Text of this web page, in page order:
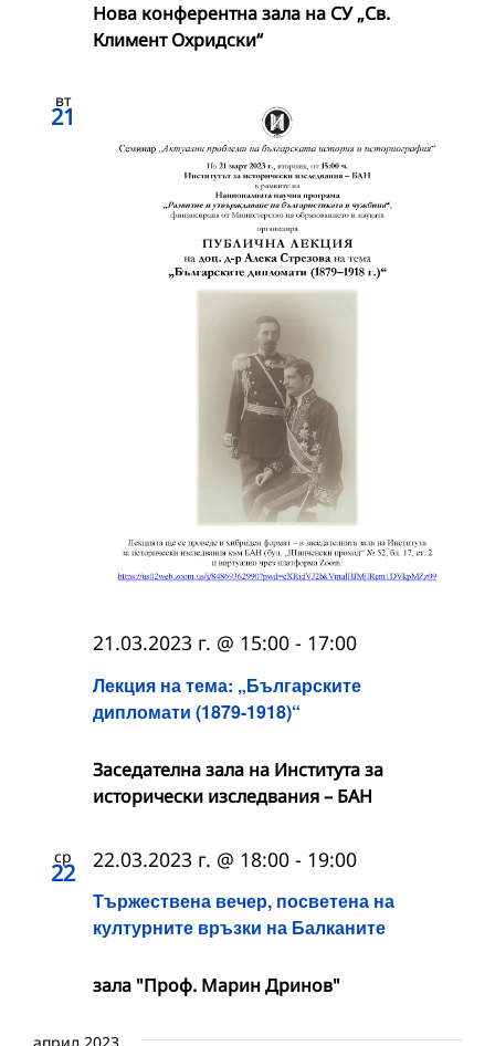
Нова конферентна зала на СУ „Св.
Климент Охридски“
вт
21
Лекция на тема: „Българските
дипломати (1879-1918)“
21.03.2023 г. @ 15:00 - 17:00
Заседателна зала на Института за
исторически изследвания – БАН
ср
22
Тържествена вечер, посветена на
културните връзки на Балканите
22.03.2023 г. @ 18:00 - 19:00
зала "Проф. Марин Дринов"